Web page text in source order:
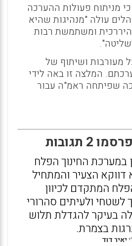
מניתוח פעולות ההערכה
עולה "מנהיגות שהיא
היררכית ומשתמשת רבות
מעורבות ושיתוף של
המלצה זו באה לידי
שפיתחה ראמ"ה עבור
תגובות
במערכת החינוך הפלח
דווקא הצעיר והמתחיל
המתקדם לכיוון
לשטחי ולעיתים סהרורי
בעיקר להגדלת תלוש
בצמרת.
יאיר דוד